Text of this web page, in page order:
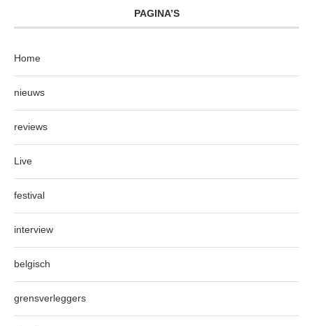
PAGINA’S
Home
nieuws
reviews
Live
festival
interview
belgisch
grensverleggers